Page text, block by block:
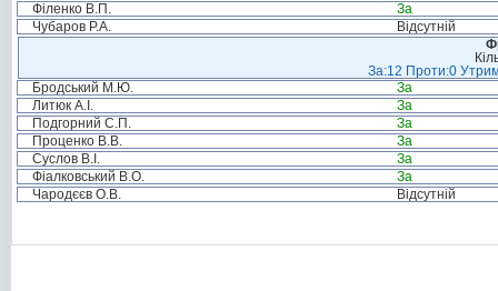
Філенко В.П.
За
Чубаров Р.А.
Відсутній
За:12 Проти:0
Бродський М.Ю.
За
Литюк А.І.
За
Подгорний С.П.
За
Проценко В.В.
За
Суслов В.І.
За
Фіалковський В.О.
За
Чародєєв О.В.
Відсутній